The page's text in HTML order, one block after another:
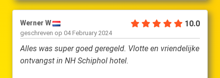
Werner W
geschreven op 04 February 2024
10.0
Alles was super goed geregeld. Vlotte en vriendelijke
ontvangst in NH Schiphol hotel.